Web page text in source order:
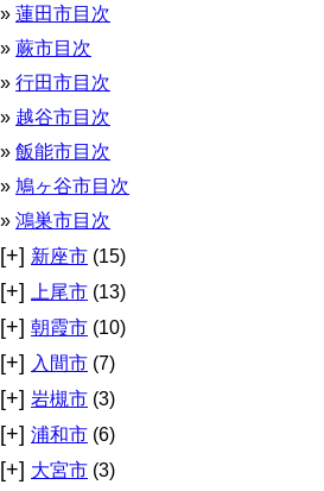
蓮田市目次
蕨市目次
行田市目次
越谷市目次
飯能市目次
鳩ヶ谷市目次
鴻巣市目次
[+] 新座市 (15)
[+] 上尾市 (13)
[+] 朝霞市 (10)
[+] 入間市 (7)
[+] 岩槻市 (3)
[+] 浦和市 (6)
[+] 大宮市 (3)